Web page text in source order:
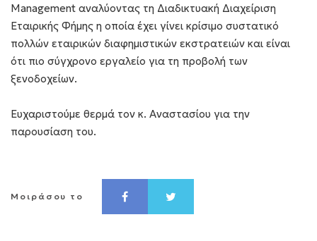
Management αναλύοντας τη Διαδικτυακή Διαχείριση
Εταιρικής Φήμης η οποία έχει γίνει κρίσιμο συστατικό
πολλών εταιρικών διαφημιστικών εκστρατειών και είναι
ότι πιο σύγχρονο εργαλείο για τη προβολή των
ξενοδοχείων.
Ευχαριστούμε θερμά τον κ. Αναστασίου για την
παρουσίαση του.
Μοιράσου το